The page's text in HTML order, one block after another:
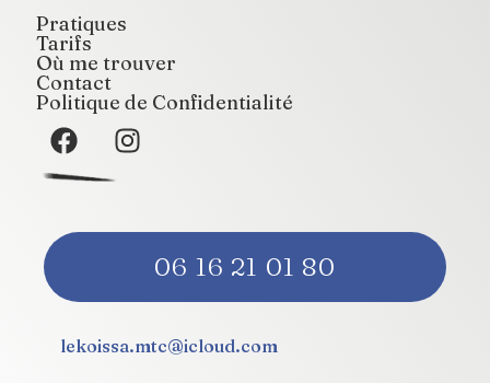
Pratiques
Tarifs
Où me trouver
Contact
Politique de Confidentialité
06 16 21 01 80
lekoissa.mtc@icloud.com